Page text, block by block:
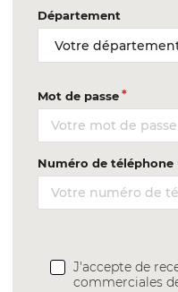
Département
Mot de passe
Numéro de téléphone
J'accepte de
commerciales